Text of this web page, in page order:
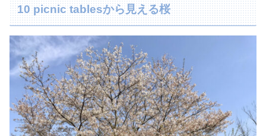
10 picnic tablesから見える桜